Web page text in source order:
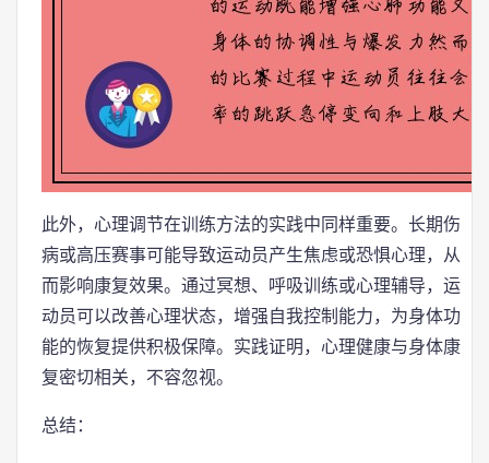
此外，心理调节在训练方法的实践中同样重要。长期伤
病或高压赛事可能导致运动员产生焦虑或恐惧心理，从
而影响康复效果。通过冥想、呼吸训练或心理辅导，运
动员可以改善心理状态，增强自我控制能力，为身体功
能的恢复提供积极保障。实践证明，心理健康与身体康
复密切相关，不容忽视。
总结：